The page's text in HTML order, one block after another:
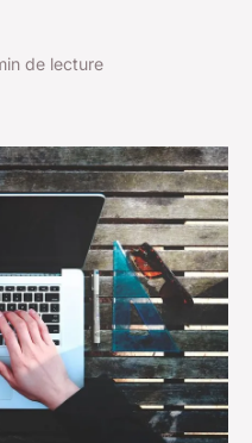
de lecture